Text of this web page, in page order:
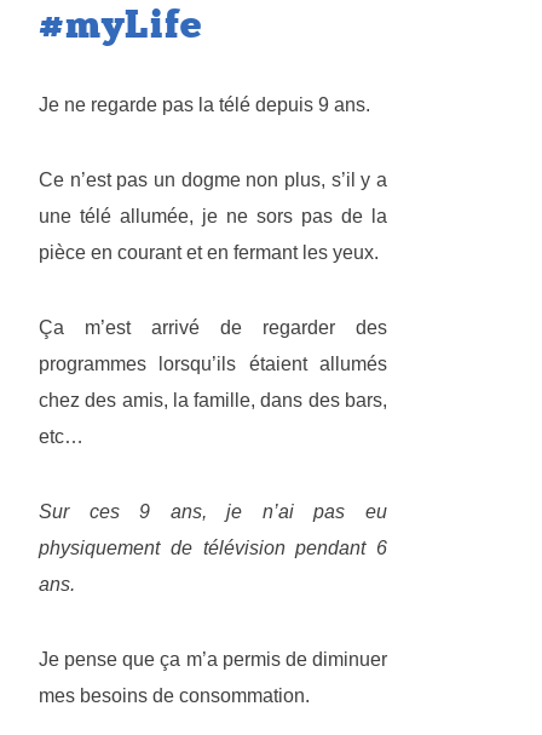
#myLife
Je ne regarde pas la télé depuis 9 ans.
Ce n’est pas un dogme non plus, s’il y a
une télé allumée, je ne sors pas de la
pièce en courant et en fermant les yeux.
Ça m’est arrivé de regarder des
programmes lorsqu’ils étaient allumés
chez des amis, la famille, dans des bars,
etc…
Sur ces 9 ans, je n’ai pas eu
physiquement de télévision pendant 6
ans.
Je pense que ça m’a permis de diminuer
mes besoins de consommation.